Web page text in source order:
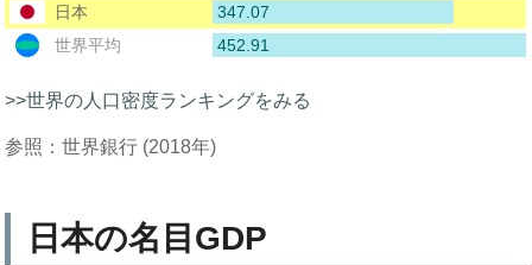
日本
347.07
世界平均
452.91
>>世界の人口密度ランキングをみる
参照：世界銀行 (2018年)
日本の名目GDP